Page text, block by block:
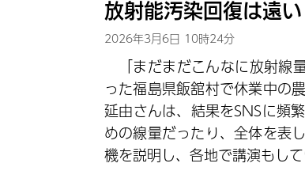
放射能汚染回復は遠
2026年3月6日 10時24分
「まだまだこんなに放射
った福島県飯舘村で休業中の
延由さんは、結果をSNSに頻
めの線量だったり、全体を表
機を説明し、各地で講演もして